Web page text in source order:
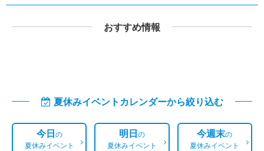
おすすめ情報
夏休みイベントカレンダーから絞り込む
今日の
夏休みイベント
明日の
夏休みイベント
今週末の
夏休みイベント